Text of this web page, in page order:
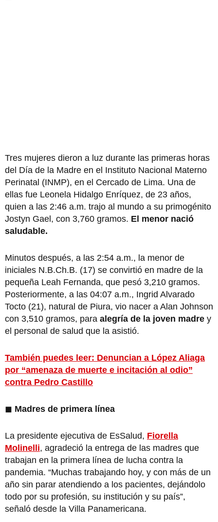
Tres mujeres dieron a luz durante las primeras horas
del Día de la Madre en el Instituto Nacional Materno
Perinatal (INMP), en el Cercado de Lima. Una de
ellas fue Leonela Hidalgo Enríquez, de 23 años,
quien a las 2:46 a.m. trajo al mundo a su primogénito
Jostyn Gael, con 3,760 gramos. El menor nació
saludable.
Minutos después, a las 2:54 a.m., la menor de
iniciales N.B.Ch.B. (17) se convirtió en madre de la
pequeña Leah Fernanda, que pesó 3,210 gramos.
Posteriormente, a las 04:07 a.m., Ingrid Alvarado
Tocto (21), natural de Piura, vio nacer a Alan Johnson
con 3,510 gramos, para alegría de la joven madre y
el personal de salud que la asistió.
También puedes leer: Denuncian a López Aliaga
por “amenaza de muerte e incitación al odio”
contra Pedro Castillo
◼ Madres de primera línea
La presidente ejecutiva de EsSalud, Fiorella
Molinelli, agradeció la entrega de las madres que
trabajan en la primera línea de lucha contra la
pandemia. “Muchas trabajando hoy, y con más de un
año sin parar atendiendo a los pacientes, dejándolo
todo por su profesión, su institución y su país”,
señaló desde la Villa Panamericana.